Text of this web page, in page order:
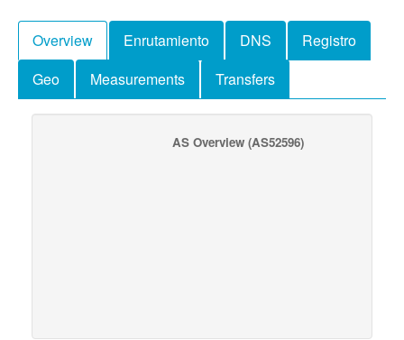
Overview Enrutamiento DNS
Registro
Geo
Measurements Transfers
AS Overview(AS52596)